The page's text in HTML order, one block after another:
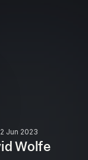
Jun 2023
Wolfe